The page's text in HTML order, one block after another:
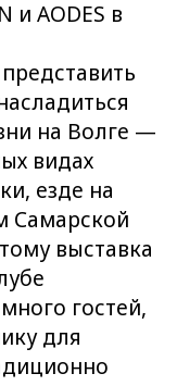
и AODES в
на Волге —
видах
езде на
Самарской
выставка
гостей,
для